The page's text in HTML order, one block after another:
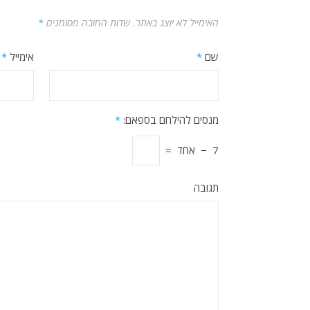
האימייל לא יוצג באתר. שדות החובה מסומנים *
שם * אימייל *
מנסים להילחם בספאם: *
7
− אחד =
תגובה